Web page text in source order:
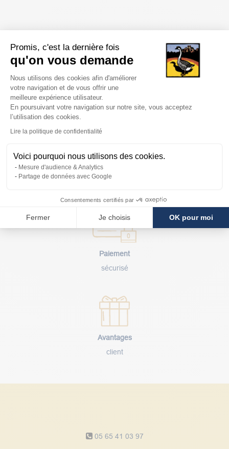
Promis, c'est la dernière fois
qu'on vous demande
Plateforme de Gestion du
Nous utilisons des cookies afin d'améliorer
votre navigation et de vous offrir une
meilleure expérience utilisateur.
En poursuivant votre navigation sur notre site, vous acceptez
l’utilisation des cookies.
Lire la politique de confidentialité
Voici pourquoi nous utilisons des cookies.
Mesure d'audience & Analytics
Partage de données avec Google
Consentements certifiés par
Fermer Je choisis OK pour moi
Axeptio consent
Certifications IGP
de tous nos foies gras
Livraison
Paiement
sécurisé
Avantages
client
05 65 41 03 97